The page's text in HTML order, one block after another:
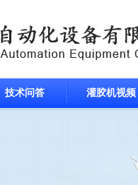
技术问答 灌胶机视频